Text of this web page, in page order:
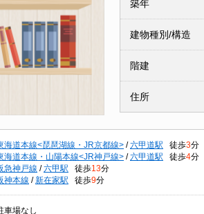
築年
建物種別/構造
階建
住所
海道本線<琵琶湖線・JR京都線> / 六甲道駅 徒歩3分
海道本線・山陽本線<JR神戸線> / 六甲道駅 徒歩4分
急神戸線 / 六甲駅 徒歩13分
神本線 / 新在家駅 徒歩9分
車場なし